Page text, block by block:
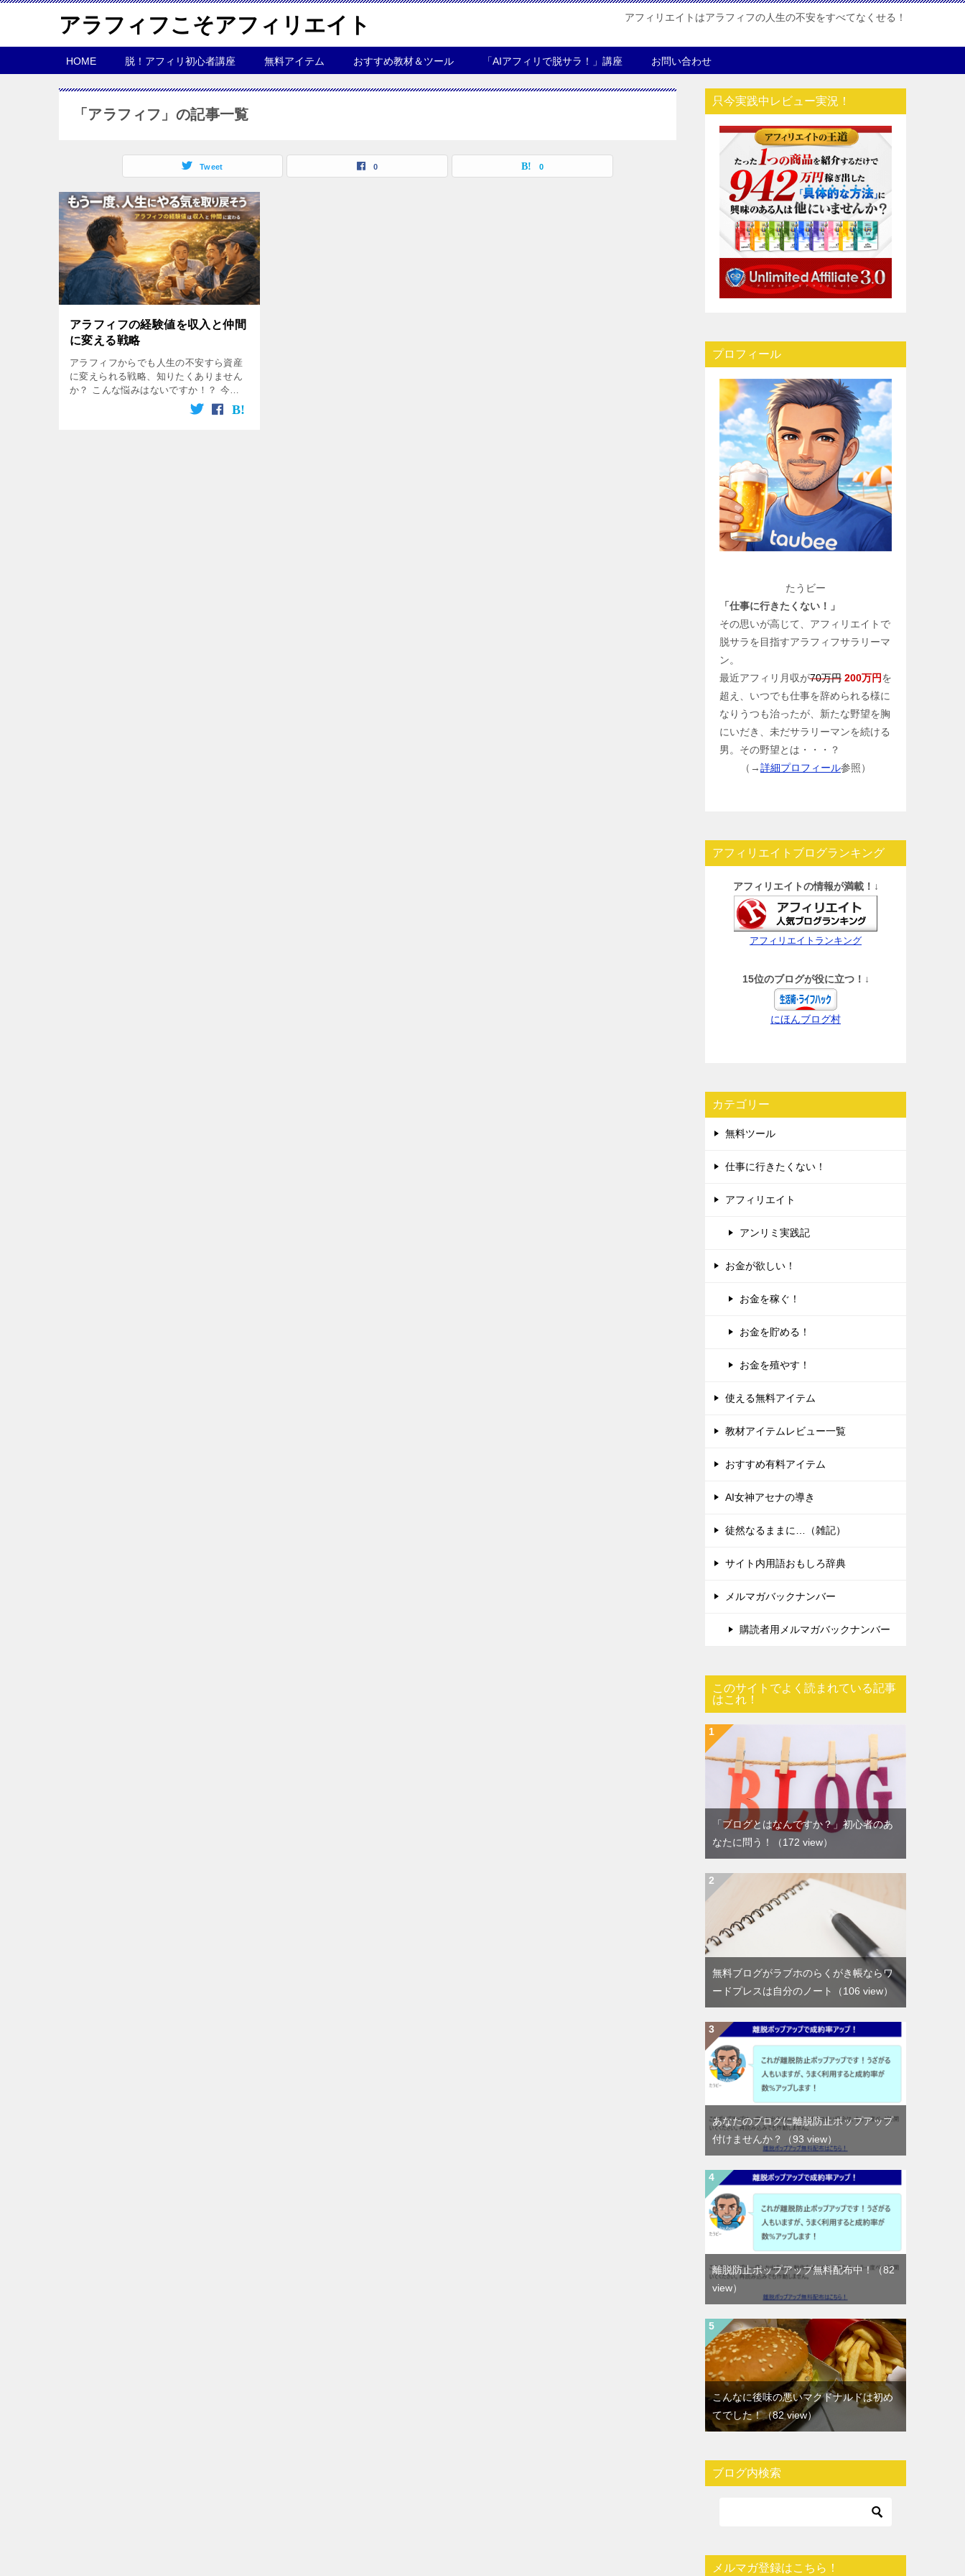
アラフィフこそアフィリエイト アフィリエイトはアラフィフの人生の不安をすべてなくせる！
HOME 脱！アフィリ初心者講座 無料アイテム おすすめ教材＆ツール 「AIアフィリで脱サラ！」講座 お問い合わせ
「アラフィフ」の記事一覧
Tweet 0 0
アラフィフの経験値を収入と仲間
に変える戦略
アラフィフからでも人生の不安すら資産
に変えられる戦略、知りたくありません
か？ こんな悩みはないですか！？ 今の
ままでは生活費が足りない このまま定年
を待ってるだけでいいのか？ 定年後の生
只今実践中レビュー実況！
プロフィール
たうビー
「仕事に行きたくない！」
その思いが高じて、アフィリエイトで
脱サラを目指すアラフィフサラリーマ
ン。
最近アフィリ月収が70万円 200万円を
超え、いつでも仕事を辞められる様に
なりうつも治ったが、新たな野望を胸
にいだき、未だサラリーマンを続ける
男。その野望とは・・・？
（→詳細プロフィール参照）
アフィリエイトブログランキング
アフィリエイトの情報が満載！↓
アフィリエイトランキング
15位のブログが役に立つ！↓
にほんブログ村
カテゴリー
無料ツール
仕事に行きたくない！
アフィリエイト
アンリミ実践記
お金が欲しい！
お金を稼ぐ！
お金を貯める！
お金を殖やす！
使える無料アイテム
教材アイテムレビュー一覧
おすすめ有料アイテム
AI女神アセナの導き
徒然なるままに…（雑記）
サイト内用語おもしろ辞典
メルマガバックナンバー
購読者用メルマガバックナンバー
このサイトでよく読まれている記事
はこれ！
「ブログとはなんですか？」初心者のあ
なたに問う！
（172 view）
無料ブログがラブホのらくがき帳ならワ
ードプレスは自分のノート
（106 view）
あなたのブログに離脱防止ポップアップ
付けませんか？
（93 view）
離脱防止ポップアップ無料配布中！（82
view）
こんなに後味の悪いマクドナルドは初め
てでした！（82 view）
ブログ内検索
メルマガ登録はこちら！